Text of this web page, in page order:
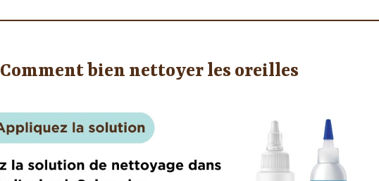
Comment bien nettoyer les oreilles